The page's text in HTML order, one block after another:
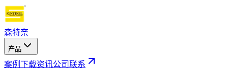
森特奈
产品
案例 下载资讯公司联系